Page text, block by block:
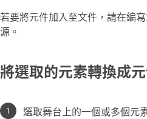
若要將元件加入至文件，請在編
源。
將選取的元素轉換成
選取舞台上的一個或多個元